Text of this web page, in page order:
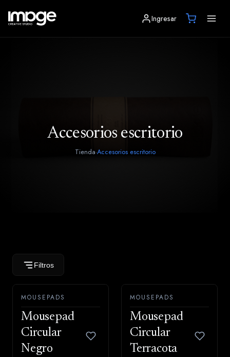
Ingresar
Accesorios escritorio
Tienda·Accesorios escritorio
Filtros
MOUSEPADS
Mousepad
Circular
Negro
MOUSEPADS
Mousepad
Circular
Terracota